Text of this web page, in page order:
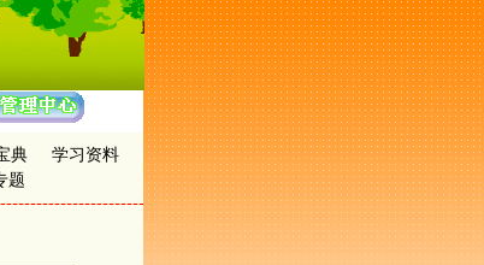
典
学习资料
题